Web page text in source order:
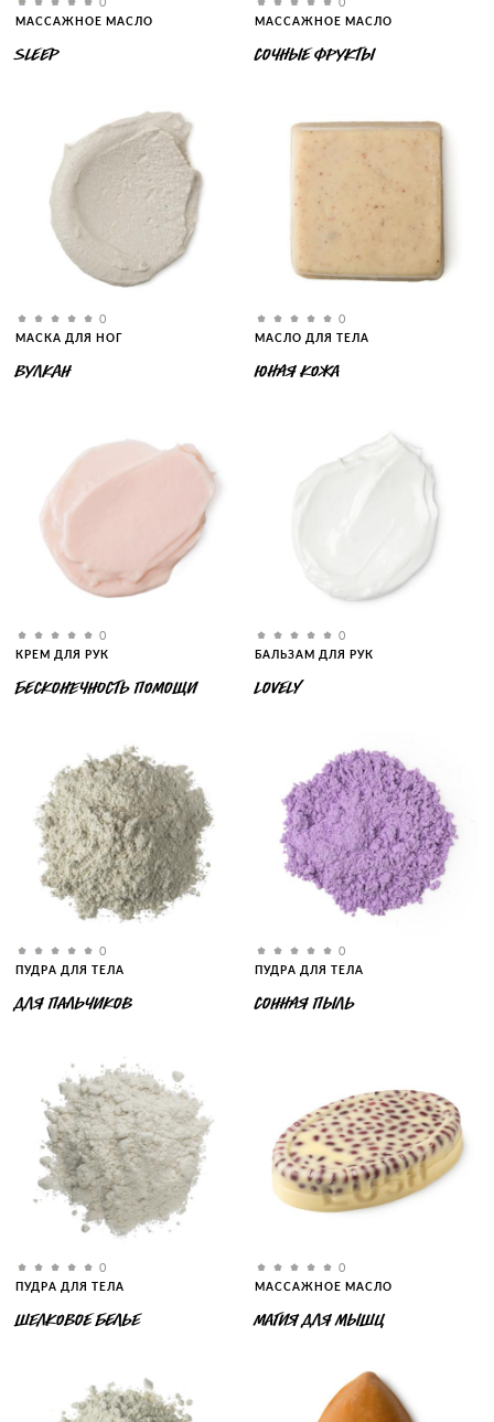
МАССАЖНОЕ МАСЛО
SLEEP
МАССАЖНОЕ МАСЛО
СОЧНЫЕ ФРУКТЫ
0
МАСКА ДЛЯ НОГ
ВУЛКАН
0
МАСЛО ДЛЯ ТЕЛА
ЮНАЯ КОЖА
0
КРЕМ ДЛЯ РУК
БЕСКОНЕЧНОСТЬ ПОМОЩИ
0
БАЛЬЗАМ ДЛЯ РУК
LOVELY
0
ПУДРА ДЛЯ ТЕЛА
ДЛЯ ПАЛЬЧИКОВ
0
ПУДРА ДЛЯ ТЕЛА
СОННАЯ ПЫЛЬ
0
ПУДРА ДЛЯ ТЕЛА
ШЕЛКОВОЕ БЕЛЬЕ
0
МАССАЖНОЕ МАСЛО
МАГИЯ ДЛЯ МЫШЦ